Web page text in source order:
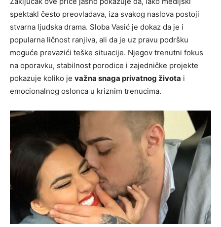
spektakl često preovladava, iza svakog naslova postoji
stvarna ljudska drama. Sloba Vasić je dokaz da je i
popularna ličnost ranjiva, ali da je uz pravu podršku
moguće prevazići teške situacije. Njegov trenutni fokus
na oporavku, stabilnost porodice i zajedničke projekte
pokazuje koliko je važna snaga privatnog života i
emocionalnog oslonca u kriznim trenucima.